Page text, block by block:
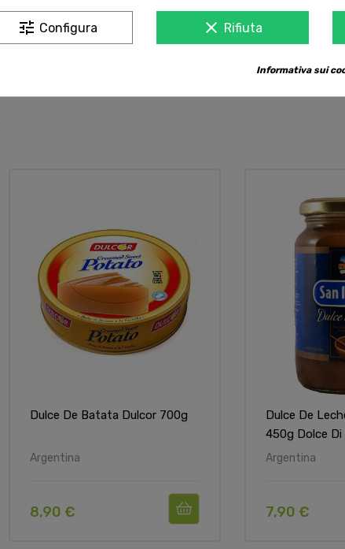
Sale
Dulce De Batata Dulcor 700g
Argentina
8,90 €
Dulce De
450g Dolce
Argentina
7,90 €
tune Configura clear Rifiuta
Informativa sui